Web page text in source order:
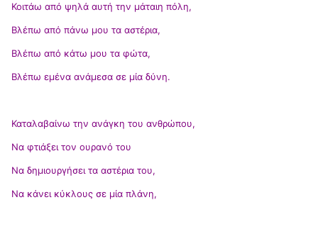
Κοιτάω από ψηλά αυτή την μάταιη πόλη,
Βλέπω από πάνω μου τα αστέρια,
Βλέπω από κάτω μου τα φώτα,
Βλέπω εμένα ανάμεσα σε μία δύνη.
Καταλαβαίνω την ανάγκη του ανθρώπου,
Να φτιάξει τον ουρανό του
Να δημιουργήσει τα αστέρια του,
Να κάνει κύκλους σε μία πλάνη,